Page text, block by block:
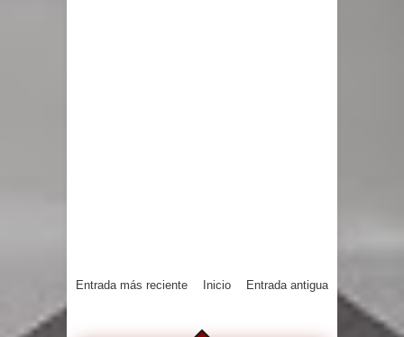
Entrada más reciente Entrada antigua
Inicio